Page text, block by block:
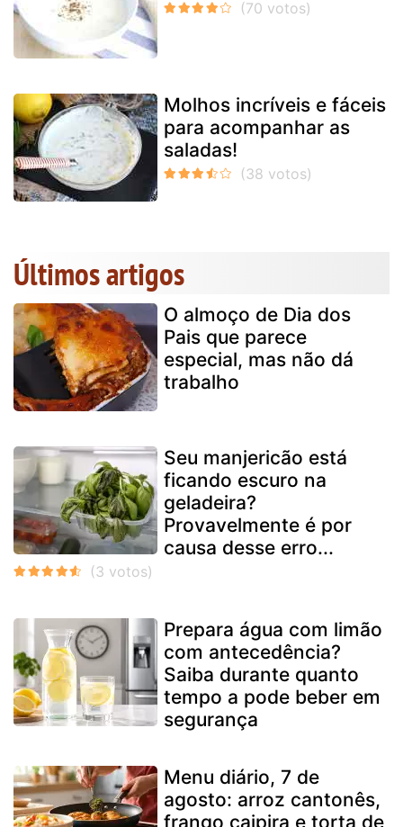
Molhos incríveis e fáceis
para acompanhar as
saladas!
Últimos artigos
O almoço de Dia dos
Pais que parece
especial, mas não dá
trabalho
Seu manjericão está
ficando escuro na
geladeira?
Provavelmente é por
causa desse erro...
Prepara água com limão
com antecedência?
Saiba durante quanto
tempo a pode beber em
segurança
Menu diário, 7 de
agosto: arroz cantonês,
frango caipira e torta de